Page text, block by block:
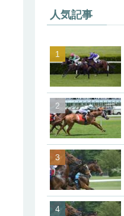
人気記事